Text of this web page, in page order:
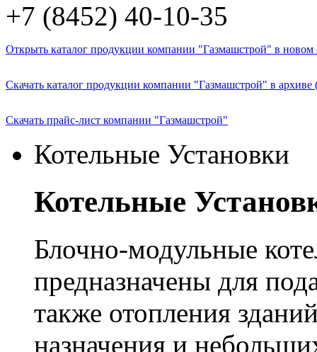
+7 (8452) 40-10-35
Открыть каталог продукции компании "Газмашстрой" в
Скачать каталог продукции компании "Газмашстрой" в архиве
Скачать прайс-лист компании "Газмашстрой"
Котельные Установки
Котельные
Блочно-модульные
предназначены для
также отопления
назначения и